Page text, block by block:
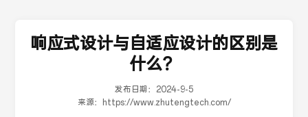
响应式设计与自适应设计的区别是
什么？
发布日期： 2024-9-5
来源：
https://www.zhutengtech.com/